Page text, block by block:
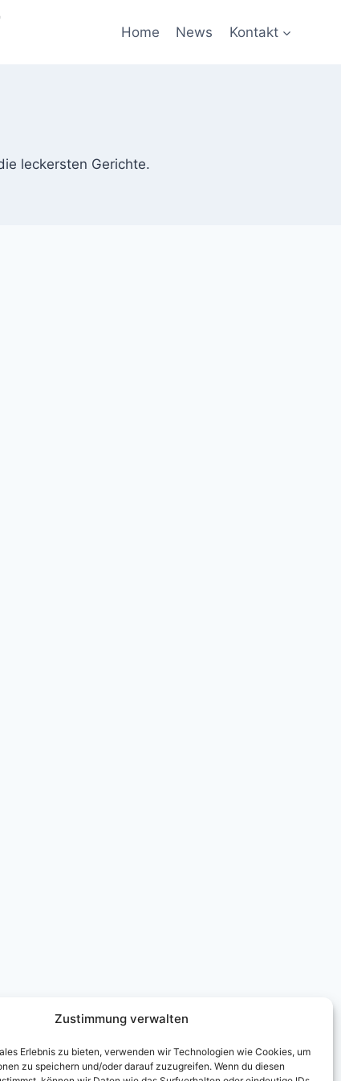
Zustimmung verwalten
Erlebnis zu bieten, verwenden wir Technologien wie Cookies, um
zu speichern und/oder darauf zuzugreifen. Wenn du diesen
Home News Kontakt
leckersten Gerichte.